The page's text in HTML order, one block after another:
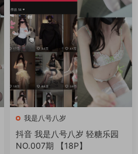
我是八号八岁
抖音 我是八号八岁 轻糖乐园
NO.007期 【18P】